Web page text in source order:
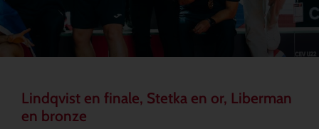
Lindqvist en finale, Stetka en or, Liberman
en bronze